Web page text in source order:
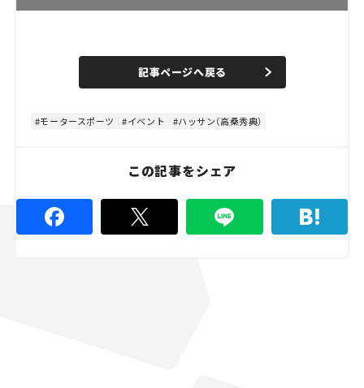
n
e
d
8
%
記事ページへ戻る
モータースポーツ イベント ハッサン（高桑秀典）
この記事をシェア